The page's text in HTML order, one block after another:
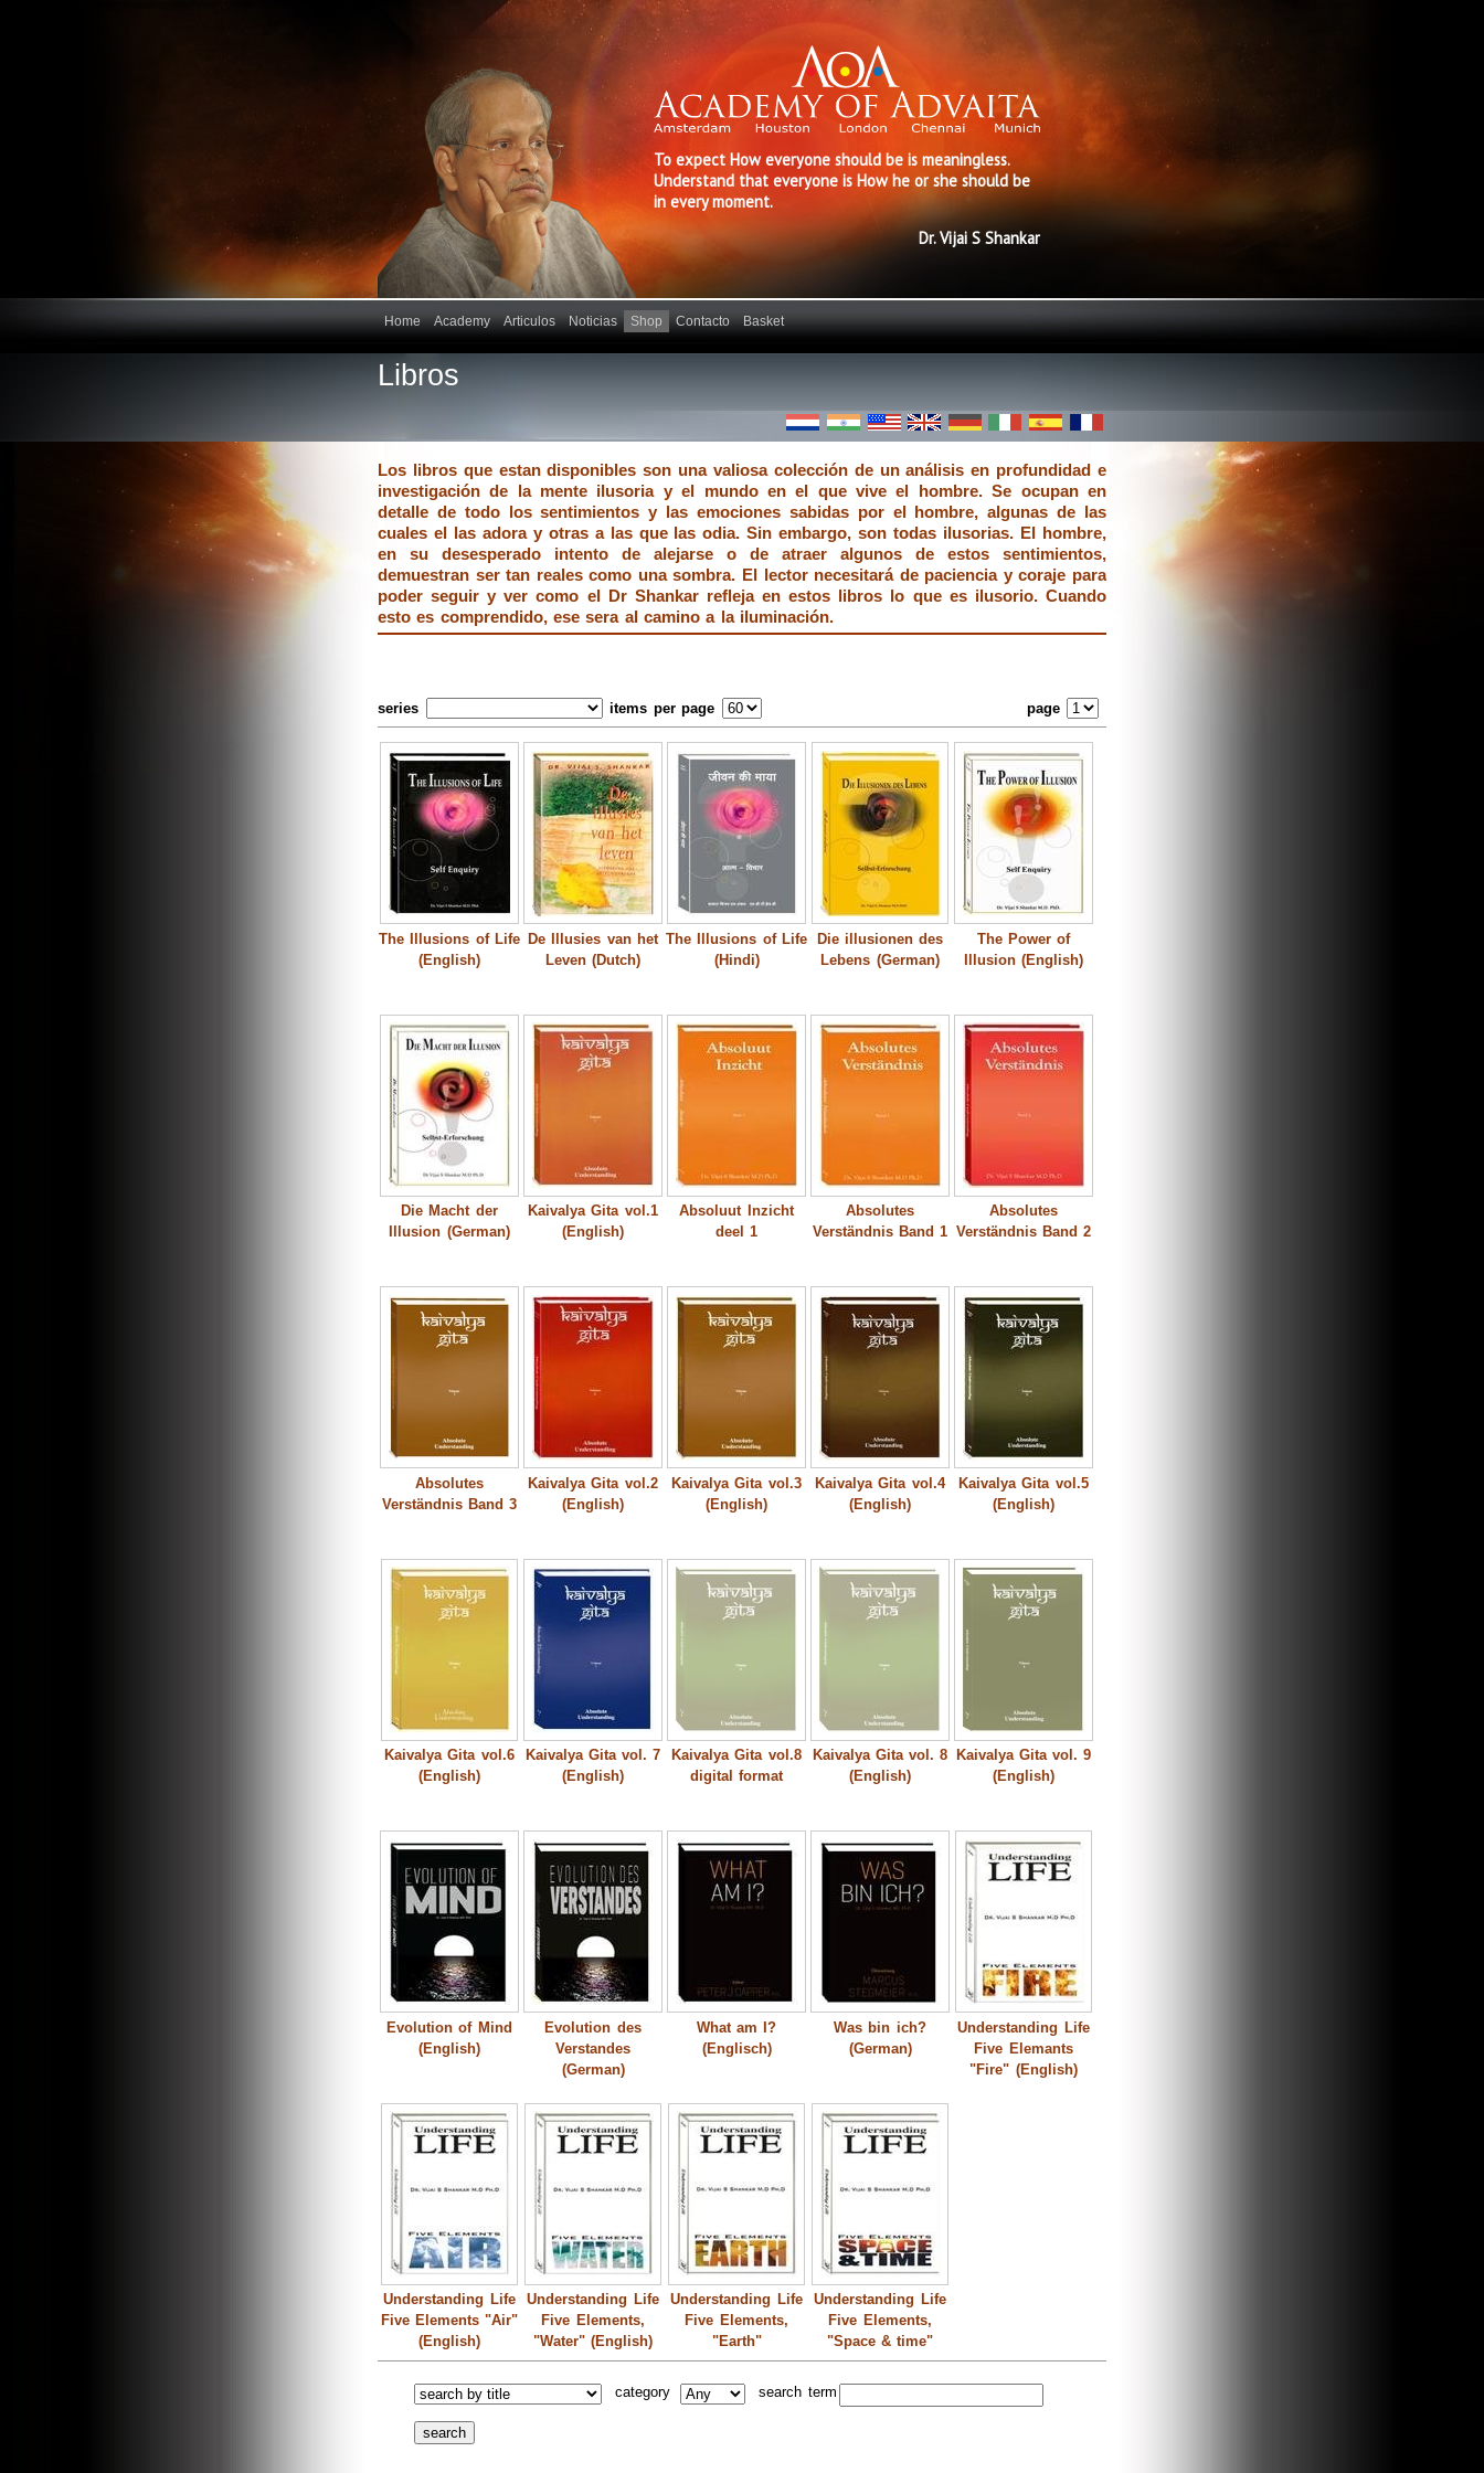
To expect How everyone should be is meaningless.
Understand that everyone is How he or she should be
in every moment.
Dr. Vijai S Shankar
Home Academy Articulos Noticias Shop Contacto Basket
Libros
Los libros que estan disponibles son una valiosa colección de un análisis en profundidad e
investigación de la mente ilusoria y el mundo en el que vive el hombre. Se ocupan en
detalle de todo los sentimientos y las emociones sabidas por el hombre, algunas de las
cuales el las adora y otras a las que las odia. Sin embargo, son todas ilusorias. El hombre,
en su desesperado intento de alejarse o de atraer algunos de estos sentimientos,
demuestran ser tan reales como una sombra. El lector necesitará de paciencia y coraje para
poder seguir y ver como el Dr Shankar refleja en estos libros lo que es ilusorio. Cuando
esto es comprendido, ese sera al camino a la iluminación.
series items per page page
The Illusions of Life
(English)
De Illusies van het
Leven (Dutch)
The Illusions of Life
(Hindi)
Die illusionen des
Lebens (German)
The Power of
Illusion (English)
Die Macht der
Illusion (German)
Kaivalya Gita vol.1
(English)
Absoluut Inzicht
deel 1
Absolutes
Verständnis Band 1
Absolutes
Verständnis Band 2
Absolutes
Verständnis Band 3
Kaivalya Gita vol.2
(English)
Kaivalya Gita vol.3
(English)
Kaivalya Gita vol.4
(English)
Kaivalya Gita vol.5
(English)
Kaivalya Gita vol.6
(English)
Kaivalya Gita vol. 7
(English)
Kaivalya Gita vol.8
digital format
Kaivalya Gita vol. 8
(English)
Kaivalya Gita vol. 9
(English)
Evolution of Mind
(English)
Evolution des
Verstandes
(German)
What am I?
(Englisch)
Was bin ich?
(German)
Understanding Life
Five Elemants
"Fire" (English)
Understanding Life
Five Elements "Air"
(English)
Understanding Life
Five Elements,
"Water" (English)
Understanding Life
Five Elements,
"Earth"
Understanding Life
Five Elements,
"Space & time"
category search term